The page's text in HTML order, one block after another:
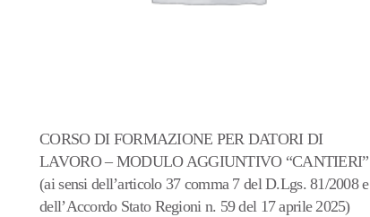
CORSO DI FORMAZIONE PER DATORI DI
LAVORO – MODULO AGGIUNTIVO “CANTIERI”
(ai sensi dell’articolo 37 comma 7 del D.Lgs. 81/2008 e
dell’Accordo Stato Regioni n. 59 del 17 aprile 2025)